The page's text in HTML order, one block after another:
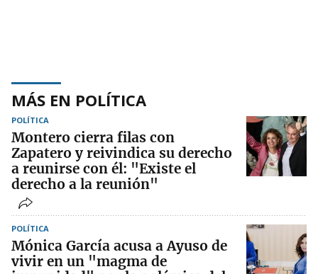
MÁS EN POLÍTICA
POLÍTICA
Montero cierra filas con
Zapatero y reivindica su derecho
a reunirse con él: "Existe el
derecho a la reunión"
POLÍTICA
Mónica García acusa a Ayuso de
vivir en un "magma de